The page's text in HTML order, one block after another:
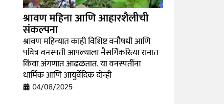
श्रावण महिना आणि आहारशैलीची
संकल्पना
श्रावण महिन्यात काही विशिष्ट वनौषधी आणि
पवित्र वनस्पती आपल्याला नैसर्गिकरित्या रानात
किंवा अंगणात आढळतात. या वनस्पतींना
धार्मिक आणि आयुर्वेदिक दोन्ही
04/08/2025